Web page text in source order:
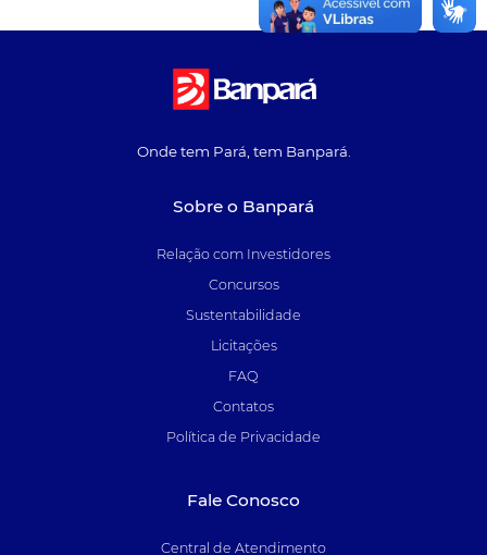
Onde tem Pará, tem Banpará.
Sobre o Banpará
Relação com Investidores
Concursos
Sustentabilidade
Licitações
FAQ
Contatos
Política de Privacidade
Fale Conosco
Central de Atendimento